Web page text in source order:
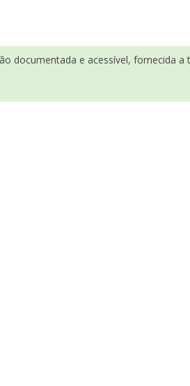
documentada e acessível, fornecida